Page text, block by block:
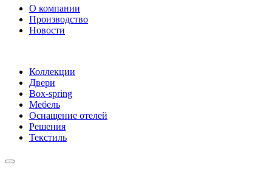
О компании
Производство
Новости
Коллекции
Двери
Box-spring
Мебель
Оснащение отелей
Решения
Текстиль